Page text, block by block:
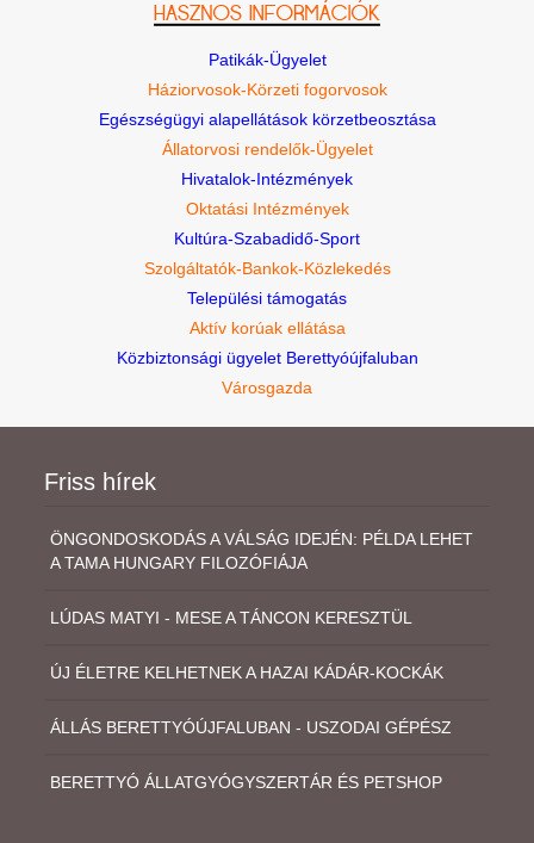
Patikák-Ügyelet
Háziorvosok-Körzeti fogorvosok
Egészségügyi alapellátások körzetbeosztása
Állatorvosi rendelők-Ügyelet
Hivatalok-Intézmények
Oktatási Intézmények
Kultúra-Szabadidő-Sport
Szolgáltatók-Bankok-Közlekedés
Települési támogatás
Aktív korúak ellátása
Közbiztonsági ügyelet Berettyóújfaluban
Városgazda
Friss hírek
ÖNGONDOSKODÁS A VÁLSÁG IDEJÉN: PÉLDA LEHET
A TAMA HUNGARY FILOZÓFIÁJA
LÚDAS MATYI - MESE A TÁNCON KERESZTÜL
ÚJ ÉLETRE KELHETNEK A HAZAI KÁDÁR-KOCKÁK
ÁLLÁS BERETTYÓÚJFALUBAN - USZODAI GÉPÉSZ
BERETTYÓ ÁLLATGYÓGYSZERTÁR ÉS PETSHOP